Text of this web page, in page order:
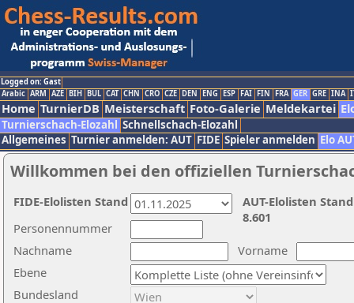
Logged on: Gast
Arabic ARM AZE BIH BUL CAT CHN CRO CZE DEN ENG ESP FAI FIN FRA GER GRE INA
Home TurnierDB Meisterschaft Foto-Galerie Meldekartei
Turnierschach-Elozahl Schnellschach-Elozahl
Allgemeines Turnier anmelden: AUT FIDE Spieler anmelden Elo
Willkommen bei den offiziellen
Nachname
Vorname
Ebene
Personennummer
Bundesland
AUT-Elolisten
8.601
FIDE-Elolisten Stand